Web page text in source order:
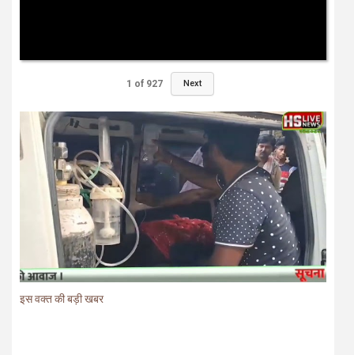
1 of 927 Next
इस वक्त की बड़ी खबर